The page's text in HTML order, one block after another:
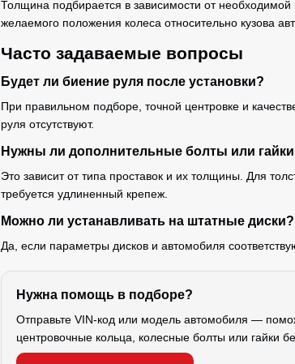
Толщина подбирается в зависимости от необходимой
желаемого положения колеса относительно кузова
Часто задаваемые вопросы
Будет ли биение руля после установки?
При правильном подборе, точной центровке и
руля отсутствуют.
Нужны ли дополнительные болты или
Это зависит от типа проставок и их толщины. Для
требуется удлиненный крепеж.
Можно ли устанавливать на штатные диски?
Да, если параметры дисков и автомобиля
Нужна помощь в подборе?
Отправьте VIN-код или модель автомобиля —
центровочные кольца, колесные болты или гайки